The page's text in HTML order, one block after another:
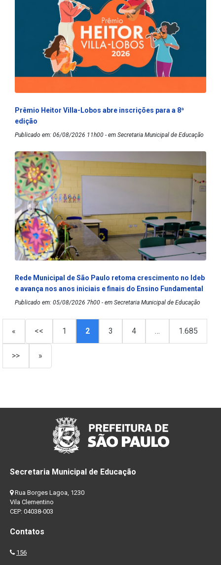
Prêmio Heitor Villa-Lobos abre inscrições para a 8ª
edição
Publicado em: 06/08/2026 11h00 - em Secretaria Municipal de Educação
Rede Municipal de São Paulo retoma crescimento no Ideb
e avança nos anos iniciais e finais do Ensino Fundamental
Publicado em: 05/08/2026 7h00 - em Secretaria Municipal de Educação
« << 1 2 3 4 … 1.685
>> »
Secretaria Municipal de Educação
Rua Borges Lagoa, 1230
Vila Clementino
CEP: 04038-003
Contatos
156